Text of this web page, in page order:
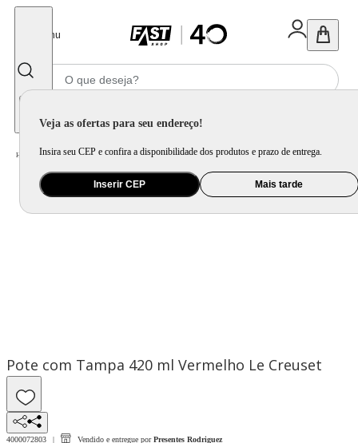
Menu
Veja as ofertas para seu endereço!
Insira seu CEP e confira a disponibilidade dos produtos e prazo de entrega.
Inserir CEP Mais tarde
Home Utilidade Doméstica Organização e Armazenamento / Porta Mantimento e Pote
Pote com Tampa 420 ml Vermelho Le Creuset
4000072803 Vendido e entregue por Presentes Rodriguez